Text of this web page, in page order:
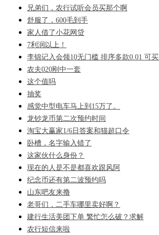
兄弟们，农行试听会员买那个啊
舒服了，600毛到手
家人借了小花网贷
7利润以上！
李锦记入会领10无门槛 排序多款0.01 可
农夫020刚中一套
这个值吗
抽奖
感觉中型电车马上到15万了。
龙钞龙币第二次预约时间
淘宝大赢家1/6日答案和猫超口令
卧槽，名字输入错了
这家伙什么身份？
现在的人是不是都喜欢跟风阿
纪念币还有第二波预约吗
山东吧友来撸
老哥们，二手车哪里卖好啊？
建行生活美团下单 繁忙怎么破？求解
农行短信来啦